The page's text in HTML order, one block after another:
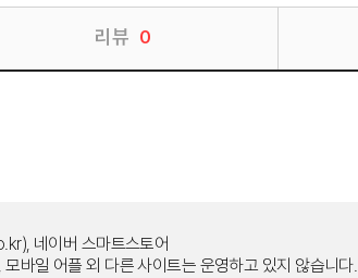
리뷰 0
네이버 스마트스토어
일 어플 외 다른 사이트는 운영하고 있지 않습니다.